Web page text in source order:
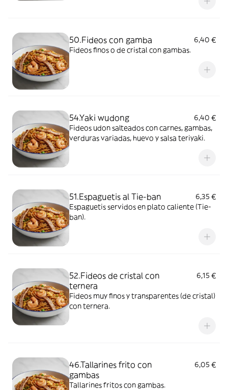
50.Fideos con gamba
6,40 €
Fideos finos o de cristal con gambas.
54.Yaki wudong
6,40 €
Fideos udon salteados con carnes, gambas,
verduras variadas, huevo y salsa teriyaki.
51.Espaguetis al Tie-ban
6,35 €
Espaguetis servidos en plato caliente (Tie-
ban).
52.Fideos de cristal con
ternera
6,15 €
Fideos muy finos y transparentes (de cristal)
con ternera.
46.Tallarines frito con
gambas
6,05 €
Tallarines fritos con gambas.